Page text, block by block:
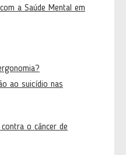
a Saúde Mental em
ao suicídio nas
o câncer de